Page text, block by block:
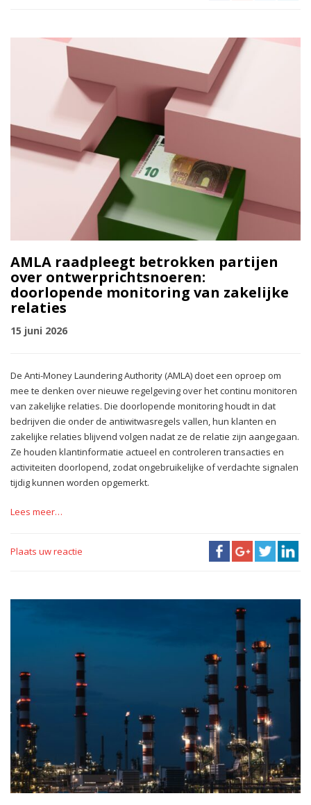
AMLA raadpleegt betrokken partijen
over ontwerprichtsnoeren:
doorlopende monitoring van zakelijke
relaties
15 juni 2026
De Anti-Money Laundering Authority (AMLA) doet een oproep om
mee te denken over nieuwe regelgeving over het continu monitoren
van zakelijke relaties. Die doorlopende monitoring houdt in dat
bedrijven die onder de antiwitwasregels vallen, hun klanten en
zakelijke relaties blijvend volgen nadat ze de relatie zijn aangegaan.
Ze houden klantinformatie actueel en controleren transacties en
activiteiten doorlopend, zodat ongebruikelijke of verdachte signalen
tijdig kunnen worden opgemerkt.
Lees meer…
Plaats uw reactie